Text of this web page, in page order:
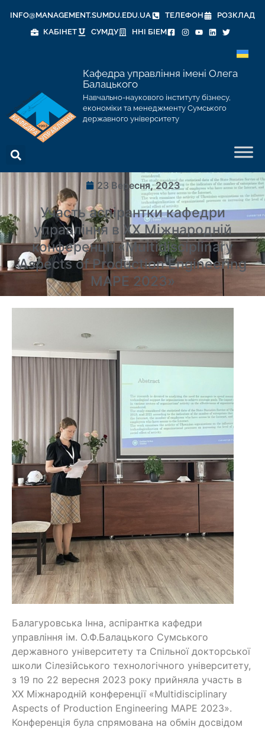
INFO@MANAGEMENT.SUMDU.EDU.UA ТЕЛЕФОН
РОЗКЛАД
КАБІНЕТ
СУМДУ ННІ БІЕМ
Кафедра управління імені Олега
Балацького
Навчально-наукового інституту бізнесу,
економіки та менеджменту Сумського
державного університету
23 Вересня, 2023
Участь аспірантки кафедри
управління в ХХ Міжнародній
конференції «Multidisciplinary
Aspects of Production Engineering
MAPE 2023»
Балагуровська Інна, аспірантка кафедри
управління ім. О.Ф.Балацького Сумського
державного університету та Спільної докторської
школи Сілезійського технологічного університету,
з 19 по 22 вересня 2023 року прийняла участь в
ХХ Міжнародній конференції «Multidisciplinary
Aspects of Production Engineering MAPE 2023».
Конференція була спрямована на обмін досвідом